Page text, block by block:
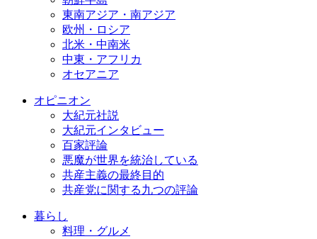
東南アジア・南アジア
欧州・ロシア
北米・中南米
中東・アフリカ
オセアニア
オピニオン
大紀元社説
大紀元インタビュー
百家評論
悪魔が世界を統治している
共産主義の最終目的
共産党に関する九つの評論
暮らし
料理・グルメ